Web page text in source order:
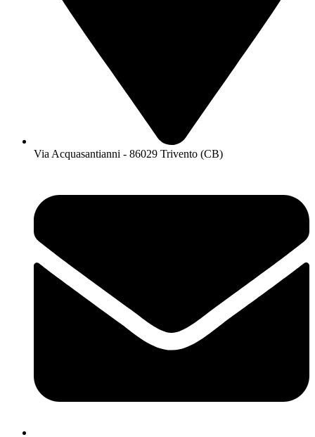
Via Acquasantianni - 86029 Trivento (CB)